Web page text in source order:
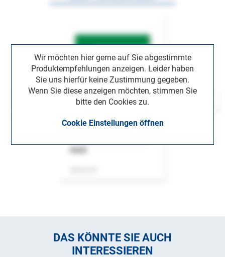
Wir möchten hier gerne auf Sie abgestimmte
Produktempfehlungen anzeigen. Leider haben
Sie uns hierfür keine Zustimmung gegeben.
Wenn Sie diese anzeigen möchten, stimmen Sie
bitte den Cookies zu.
Cookie Einstellungen öffnen
DAS KÖNNTE SIE AUCH
INTERESSIEREN